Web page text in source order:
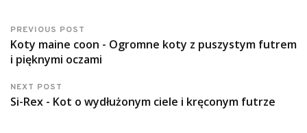
PREVIOUS POST
Koty maine coon - Ogromne koty z puszystym futrem
i pięknymi oczami
NEXT POST
Si-Rex - Kot o wydłużonym ciele i kręconym futrze